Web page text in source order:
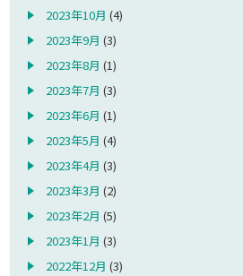
2023年10月 (4)
2023年9月 (3)
2023年8月 (1)
2023年7月 (3)
2023年6月 (1)
2023年5月 (4)
2023年4月 (3)
2023年3月 (2)
2023年2月 (5)
2023年1月 (3)
2022年12月 (3)